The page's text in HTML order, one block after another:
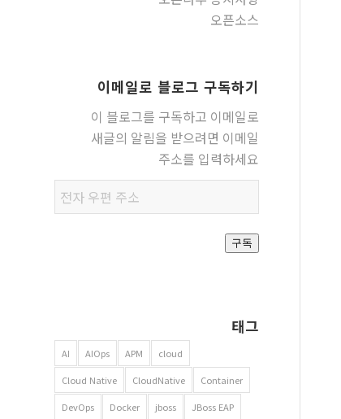
오픈소스
이메일로 블로그 구독하기
이 블로그를 구독하고 이메일로
새글의 알림을 받으려면 이메일
주소를 입력하세요
우편
주소
구독
태그
AI AIOps APM cloud
Cloud Native CloudNative Container
DevOps Docker jboss JBoss EAP